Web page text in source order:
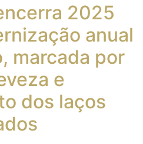
2025
anual
marcada por
e
dos laços